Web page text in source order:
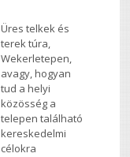
Üres telkek és
terek túra,
Wekerletepen,
avagy, hogyan
tud a helyi
közösség a
telepen található
kereskedelmi
célokra